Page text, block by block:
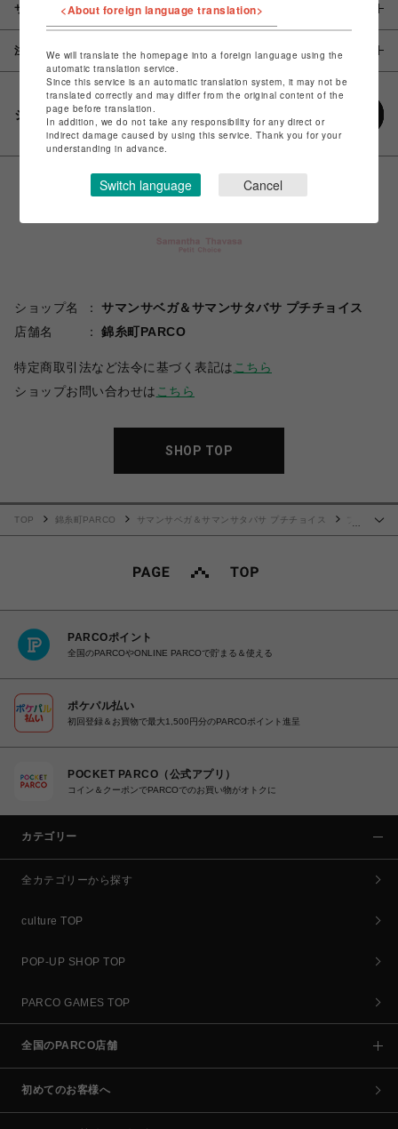
サイズ
注意事項
シェアする
ショップ名
サマンサベガ＆サマンサタバサ プチチョイス
店舗名
錦糸町PARCO
特定商取引法など法令に基づく表記は こちら
ショップお問い合わせは こちら
SHOP TOP
TOP 錦糸町PARCO サマンサベガ＆サマンサタバサ プチチョイス
PARCOポイント
全国のPARCOやONLINE PARCOで貯まる＆使える
ポケパル払い
初回登録＆お買物で最大1,500円分のPARCOポイント進呈
POCKET PARCO（公式アプリ）
コイン＆クーポンでPARCOでのお買い物がオトクに
カテゴリー
全カテゴリーから探す
culture TOP
POP-UP SHOP TOP
PARCO GAMES TOP
全国のPARCO店舗
初めてのお客様へ
<About foreign language translation>
We will translate the homepage into a foreign language using the
automatic translation service.
Since this service is an automatic translation system, it may not be
translated correctly and may differ from the original content of the
page before translation.
In addition, we do not take any responsibility for any direct or
indirect damage caused by using this service. Thank you for your
understanding in advance.
Switch language Cancel